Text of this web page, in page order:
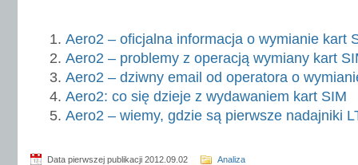
Aero2 – oficjalna informacja o wymianie kart
Aero2 – problemy z operacją wymiany kart
Aero2 – dziwny email od operatora o
Aero2: co się dzieje z wydawaniem kart SIM
Aero2 – wiemy, gdzie są pierwsze nadajniki
Data pierwszej publikacji 2012.09.02 Analiza